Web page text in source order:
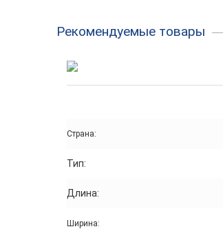
Рекомендуемые товары
Страна:
Тип:
Длина:
Ширина: